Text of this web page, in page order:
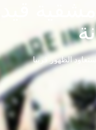
ستعاود الظهور قريباً